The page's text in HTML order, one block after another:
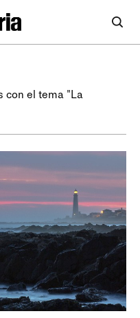
con el tema "La